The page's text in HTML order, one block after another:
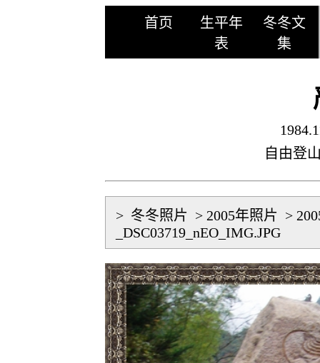
首页
生平年
表
冬冬文
集
自由登
> 冬冬照片 > 2005年照片 >
_DSC03719_nEO_IMG.JPG